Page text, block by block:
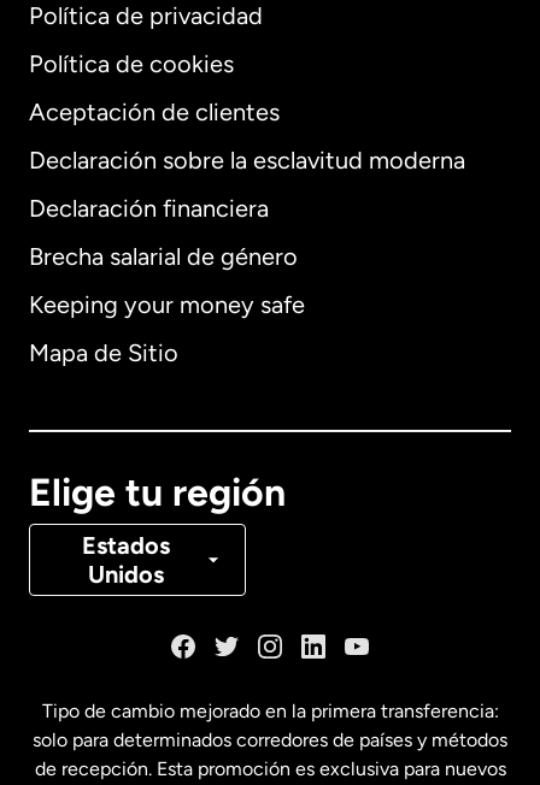
Política de privacidad
Política de cookies
Aceptación de clientes
Declaración sobre la esclavitud moderna
Declaración financiera
Brecha salarial de género
Keeping your money safe
Mapa de Sitio
Elige tu región
Estados
Unidos
Internacional English
Alemania
Canadá Français
Estados Unidos English
Tipo de cambio mejorado en la primera transferencia:
solo para determinados corredores de países y métodos
de recepción. Esta promoción es exclusiva para nuevos